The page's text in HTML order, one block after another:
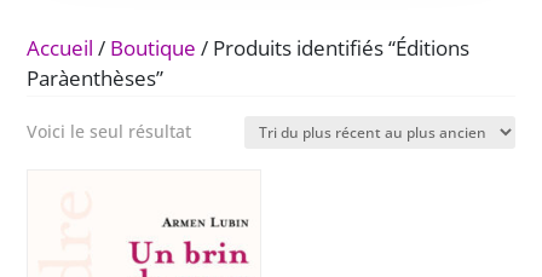
Accueil / Boutique / Produits identifiés “Éditions
Paràenthèses”
Voici le seul résultat